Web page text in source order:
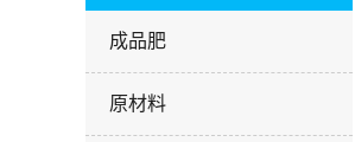
成品肥
原材料